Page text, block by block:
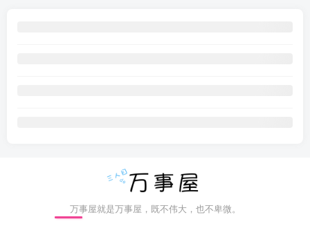
万事屋就是万事屋，既不伟大，也不卑微。